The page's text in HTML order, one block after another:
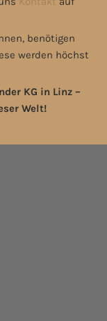
benötigen
werden höchst
KG in Linz –
Welt!